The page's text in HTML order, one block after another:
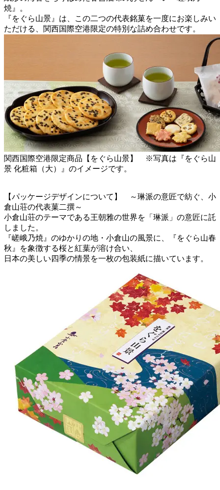
焼』。
『をぐら山景』は、この二つの代表銘菓を一度にお楽しみい
ただける、関西国際空港限定の特別な詰め合わせです。
関西国際空港限定商品【をぐら山景】 ※写真は『をぐら山
景 化粧箱（大）』のイメージです。
【パッケージデザインについて】 ～琳派の意匠で紡ぐ、小
倉山荘の代表菓二撰～
小倉山荘のテーマである王朝雅の世界を「琳派」の意匠に託
しました。
『嵯峨乃焼』のゆかりの地・小倉山の風景に、『をぐら山春
秋』を象徴する桜と紅葉が溶け合い、
日本の美しい四季の情景を一枚の包装紙に描いています。